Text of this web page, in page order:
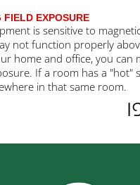
REDUCING FIELD EXPOSURE
Some equipment is
monitor may not function
spots in your home and
reduce exposure. If a room
weaker elsewhere in that